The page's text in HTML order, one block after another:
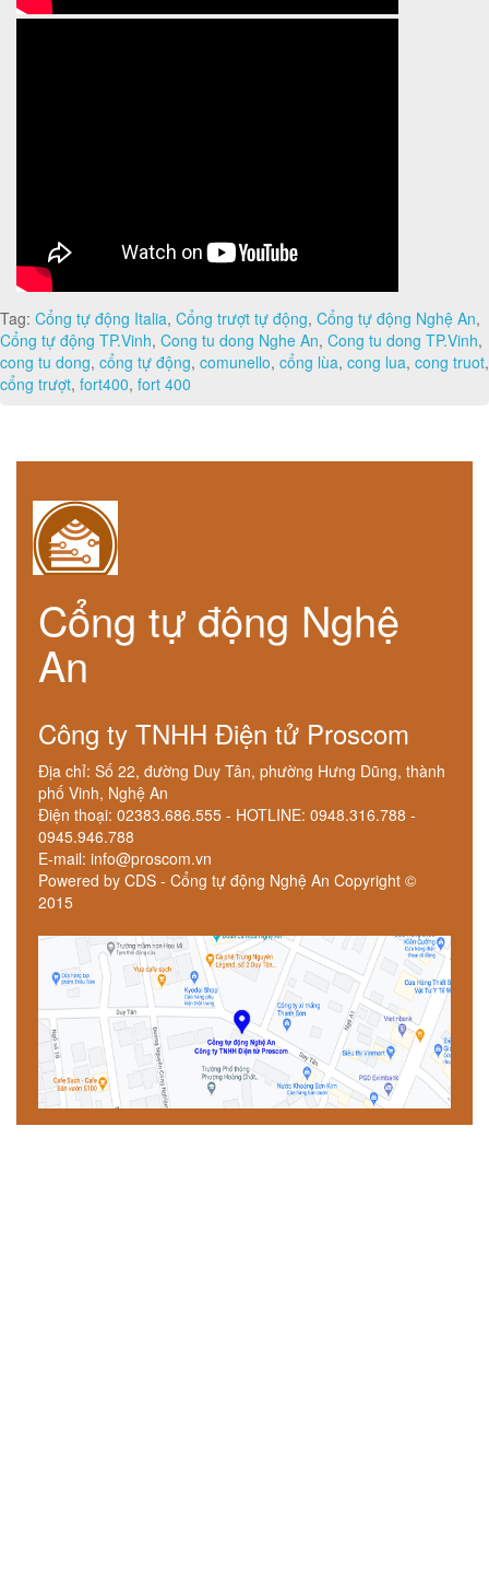
Tag: Cổng tự động Italia, Cổng trượt tự động, Cổng tự động Nghệ An,
Cổng tự động TP.Vinh, Cong tu dong Nghe An, Cong tu dong TP.Vinh,
cong tu dong, cổng tự động, comunello, cổng lùa, cong lua, cong truot,
cổng trượt, fort400, fort 400
Cổng tự động Nghệ
An
Công ty TNHH Điện tử Proscom
Địa chỉ: Số 22, đường Duy Tân, phường Hưng Dũng, thành
phố Vinh, Nghệ An
Điện thoại: 02383.686.555 - HOTLINE: 0948.316.788 -
0945.946.788
E-mail: info@proscom.vn
Powered by CDS - Cổng tự động Nghệ An Copyright ©
2015